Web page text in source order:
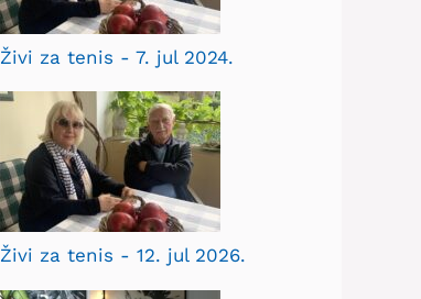
Živi za tenis - 7. jul 2024.
Živi za tenis - 12. jul 2026.